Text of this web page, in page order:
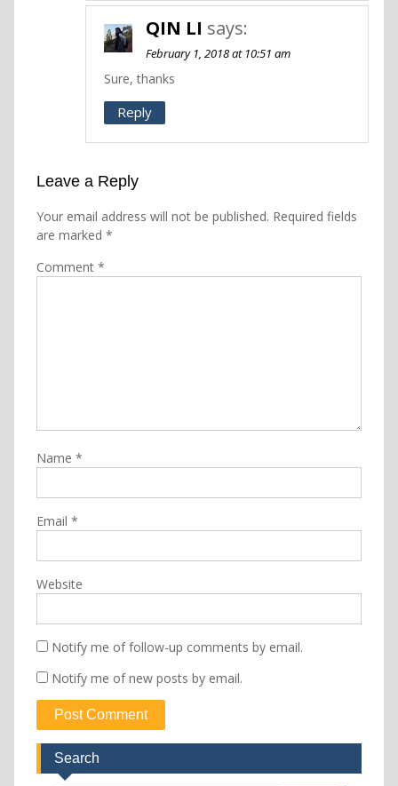
QIN LI says:
February 1, 2018 at 10:51 am
Sure, thanks
Reply
Leave a Reply
Your email address will not be published. Required fields
are marked *
Comment *
Name *
Email *
Website
Notify me of follow-up comments by email.
Notify me of new posts by email.
Search